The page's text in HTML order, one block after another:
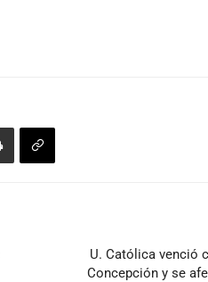
U. Católica venció
Concepción y se